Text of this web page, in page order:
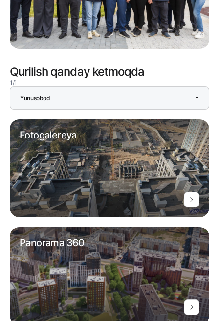
Qurilish qanday ketmoqda
1/1
Yunusobod
Fotogalereya
Panorama 360